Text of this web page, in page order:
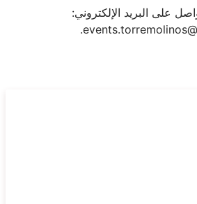
على البريد الإلكتروني: